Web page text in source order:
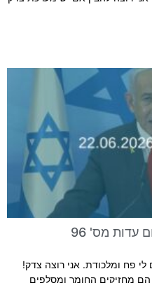
פח ומלכודת. אני רוצה צדק!
מחזיקים החומר ומסלפים